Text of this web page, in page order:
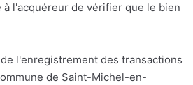
l'acquéreur de vérifier que le bien
l'enregistrement des transactions
de Saint-Michel-en-